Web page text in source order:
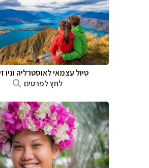
טיול עצמאי לאוסטרליה וניו
לחץ לפרטים